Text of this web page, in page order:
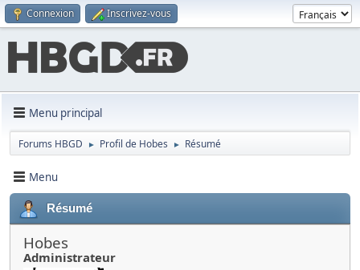
Connexion Inscrivez-vous
Menu principal
Forums HBGD ► Profil de Hobes ► Résumé
Menu
Résumé
Hobes
Administrateur